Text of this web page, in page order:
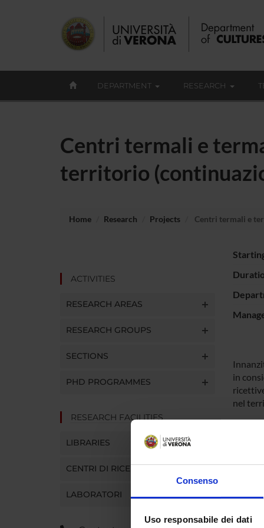
Consenso
Uso responsabile dei dati
DEPARTMENT RESEARCH
Centri termali e
territorio
Home Research Projects Centri termali e
ACTIVITIES
RESEARCH AREAS
RESEARCH GROUPS
SECTIONS
PHD PROGRAMMES
RESEARCH FACILITIES
LIBRARIES
CENTRI DI RICERCA
LABORATORI
in
nel